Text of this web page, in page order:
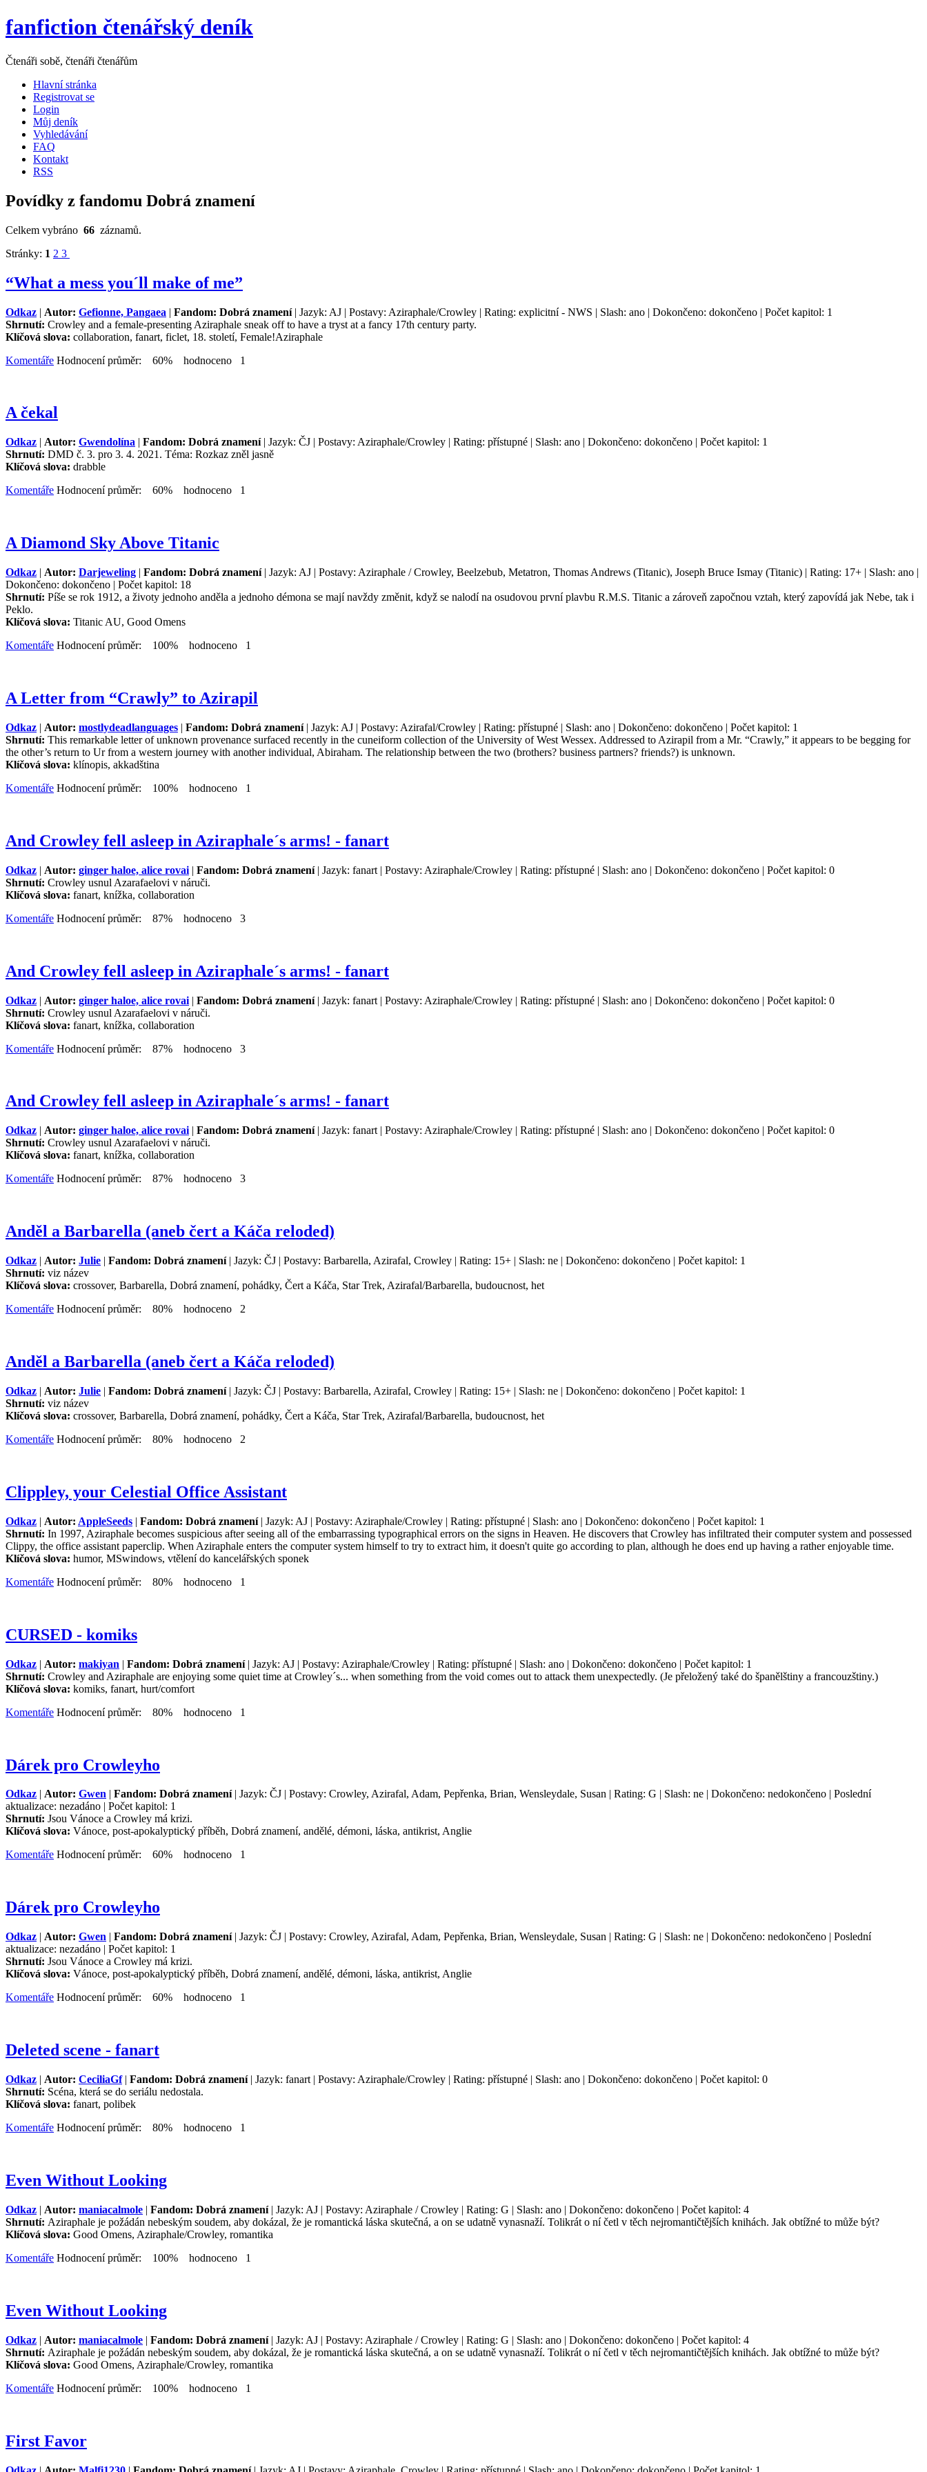
fanfiction čtenářský deník
Čtenáři sobě, čtenáři čtenářům
Hlavní stránka
Registrovat se
Login
Můj deník
Vyhledávání
FAQ
Kontakt
RSS
Povídky z fandomu Dobrá znamení
Celkem vybráno 66 záznamů.
Stránky: 1 2 3
“What a mess you´ll make of me”
Odkaz | Autor: Gefionne, Pangaea | Fandom: Dobrá znamení| Jazyk: AJ | Postavy: Aziraphale/Crowley | Rating: explicitní - NWS | Slash: ano | Dokončeno: dokončeno | Počet kapitol: 1
Shrnutí: Crowley and a female-presenting Aziraphale sneak off to have a tryst at a fancy 17th century party.
Klíčová slova: collaboration, fanart, ficlet, 18. století, Female!Aziraphale
Komentáře Hodnocení průměr: 60% hodnoceno 1
A čekal
Odkaz | Autor: Gwendolína | Fandom: Dobrá znamení| Jazyk: ČJ | Postavy: Aziraphale/Crowley | Rating: přístupné | Slash: ano | Dokončeno: dokončeno | Počet kapitol: 1
Shrnutí: DMD č. 3. pro 3. 4. 2021. Téma: Rozkaz zněl jasně
Klíčová slova: drabble
Komentáře Hodnocení průměr: 60% hodnoceno 1
A Diamond Sky Above Titanic
Odkaz | Autor: Darjeweling | Fandom: Dobrá znamení| Jazyk: AJ | Postavy: Aziraphale / Crowley, Beelzebub, Metatron, Thomas Andrews (Titanic), Joseph Bruce Ismay (Titanic) | Rating: 17+ | Slash: ano |
Dokončeno: dokončeno | Počet kapitol: 18
Shrnutí: Píše se rok 1912, a životy jednoho anděla a jednoho démona se mají navždy změnit, když se nalodí na osudovou první plavbu R.M.S. Titanic a zároveň započnou vztah, který zapovídá jak Nebe, tak i
Peklo.
Klíčová slova: Titanic AU, Good Omens
Komentáře Hodnocení průměr: 100% hodnoceno 1
A Letter from “Crawly” to Azirapil
Odkaz | Autor: mostlydeadlanguages | Fandom: Dobrá znamení| Jazyk: AJ | Postavy: Azirafal/Crowley | Rating: přístupné | Slash: ano | Dokončeno: dokončeno | Počet kapitol: 1
Shrnutí: This remarkable letter of unknown provenance surfaced recently in the cuneiform collection of the University of West Wessex. Addressed to Azirapil from a Mr. “Crawly,” it appears to be begging for
the other’s return to Ur from a western journey with another individual, Abiraham. The relationship between the two (brothers? business partners? friends?) is unknown.
Klíčová slova: klínopis, akkadština
Komentáře Hodnocení průměr: 100% hodnoceno 1
And Crowley fell asleep in Aziraphale´s arms! - fanart
Odkaz | Autor: ginger haloe, alice rovai | Fandom: Dobrá znamení| Jazyk: fanart | Postavy: Aziraphale/Crowley | Rating: přístupné | Slash: ano | Dokončeno: dokončeno | Počet kapitol: 0
Shrnutí: Crowley usnul Azarafaelovi v náruči.
Klíčová slova: fanart, knížka, collaboration
Komentáře Hodnocení průměr: 87% hodnoceno 3
And Crowley fell asleep in Aziraphale´s arms! - fanart
Odkaz | Autor: ginger haloe, alice rovai | Fandom: Dobrá znamení| Jazyk: fanart | Postavy: Aziraphale/Crowley | Rating: přístupné | Slash: ano | Dokončeno: dokončeno | Počet kapitol: 0
Shrnutí: Crowley usnul Azarafaelovi v náruči.
Klíčová slova: fanart, knížka, collaboration
Komentáře Hodnocení průměr: 87% hodnoceno 3
And Crowley fell asleep in Aziraphale´s arms! - fanart
Odkaz | Autor: ginger haloe, alice rovai | Fandom: Dobrá znamení| Jazyk: fanart | Postavy: Aziraphale/Crowley | Rating: přístupné | Slash: ano | Dokončeno: dokončeno | Počet kapitol: 0
Shrnutí: Crowley usnul Azarafaelovi v náruči.
Klíčová slova: fanart, knížka, collaboration
Komentáře Hodnocení průměr: 87% hodnoceno 3
Anděl a Barbarella (aneb čert a Káča reloded)
Odkaz | Autor: Julie | Fandom: Dobrá znamení| Jazyk: ČJ | Postavy: Barbarella, Azirafal, Crowley | Rating: 15+ | Slash: ne | Dokončeno: dokončeno | Počet kapitol: 1
Shrnutí: viz název
Klíčová slova: crossover, Barbarella, Dobrá znamení, pohádky, Čert a Káča, Star Trek, Azirafal/Barbarella, budoucnost, het
Komentáře Hodnocení průměr: 80% hodnoceno 2
Anděl a Barbarella (aneb čert a Káča reloded)
Odkaz | Autor: Julie | Fandom: Dobrá znamení| Jazyk: ČJ | Postavy: Barbarella, Azirafal, Crowley | Rating: 15+ | Slash: ne | Dokončeno: dokončeno | Počet kapitol: 1
Shrnutí: viz název
Klíčová slova: crossover, Barbarella, Dobrá znamení, pohádky, Čert a Káča, Star Trek, Azirafal/Barbarella, budoucnost, het
Komentáře Hodnocení průměr: 80% hodnoceno 2
Clippley, your Celestial Office Assistant
Odkaz | Autor: AppleSeeds | Fandom: Dobrá znamení| Jazyk: AJ | Postavy: Aziraphale/Crowley | Rating: přístupné | Slash: ano | Dokončeno: dokončeno | Počet kapitol: 1
Shrnutí: In 1997, Aziraphale becomes suspicious after seeing all of the embarrassing typographical errors on the signs in Heaven. He discovers that Crowley has infiltrated their computer system and possessed
Clippy, the office assistant paperclip. When Aziraphale enters the computer system himself to try to extract him, it doesn't quite go according to plan, although he does end up having a rather enjoyable time.
Klíčová slova: humor, MSwindows, vtělení do kancelářských sponek
Komentáře Hodnocení průměr: 80% hodnoceno 1
CURSED - komiks
Odkaz | Autor: makiyan | Fandom: Dobrá znamení| Jazyk: AJ | Postavy: Aziraphale/Crowley | Rating: přístupné | Slash: ano | Dokončeno: dokončeno | Počet kapitol: 1
Shrnutí: Crowley and Aziraphale are enjoying some quiet time at Crowley´s... when something from the void comes out to attack them unexpectedly. (Je přeložený také do španělštiny a francouzštiny.)
Klíčová slova: komiks, fanart, hurt/comfort
Komentáře Hodnocení průměr: 80% hodnoceno 1
Dárek pro Crowleyho
Odkaz | Autor: Gwen | Fandom: Dobrá znamení| Jazyk: ČJ | Postavy: Crowley, Azirafal, Adam, Pepřenka, Brian, Wensleydale, Susan | Rating: G | Slash: ne | Dokončeno: nedokončeno | Poslední
aktualizace: nezadáno | Počet kapitol: 1
Shrnutí: Jsou Vánoce a Crowley má krizi.
Klíčová slova: Vánoce, post-apokalyptický příběh, Dobrá znamení, andělé, démoni, láska, antikrist, Anglie
Komentáře Hodnocení průměr: 60% hodnoceno 1
Dárek pro Crowleyho
Odkaz | Autor: Gwen | Fandom: Dobrá znamení| Jazyk: ČJ | Postavy: Crowley, Azirafal, Adam, Pepřenka, Brian, Wensleydale, Susan | Rating: G | Slash: ne | Dokončeno: nedokončeno | Poslední
aktualizace: nezadáno | Počet kapitol: 1
Shrnutí: Jsou Vánoce a Crowley má krizi.
Klíčová slova: Vánoce, post-apokalyptický příběh, Dobrá znamení, andělé, démoni, láska, antikrist, Anglie
Komentáře Hodnocení průměr: 60% hodnoceno 1
Deleted scene - fanart
Odkaz | Autor: CeciliaGf| Fandom: Dobrá znamení| Jazyk: fanart | Postavy: Aziraphale/Crowley | Rating: přístupné | Slash: ano | Dokončeno: dokončeno | Počet kapitol: 0
Shrnutí: Scéna, která se do seriálu nedostala.
Klíčová slova: fanart, polibek
Komentáře Hodnocení průměr: 80% hodnoceno 1
Even Without Looking
Odkaz | Autor: maniacalmole | Fandom: Dobrá znamení| Jazyk: AJ | Postavy: Aziraphale / Crowley | Rating: G | Slash: ano | Dokončeno: dokončeno | Počet kapitol: 4
Shrnutí: Aziraphale je požádán nebeským soudem, aby dokázal, že je romantická láska skutečná, a on se udatně vynasnaží. Tolikrát o ní četl v těch nejromantičtějších knihách. Jak obtížné to může být?
Klíčová slova: Good Omens, Aziraphale/Crowley, romantika
Komentáře Hodnocení průměr: 100% hodnoceno 1
Even Without Looking
Odkaz | Autor: maniacalmole | Fandom: Dobrá znamení| Jazyk: AJ | Postavy: Aziraphale / Crowley | Rating: G | Slash: ano | Dokončeno: dokončeno | Počet kapitol: 4
Shrnutí: Aziraphale je požádán nebeským soudem, aby dokázal, že je romantická láska skutečná, a on se udatně vynasnaží. Tolikrát o ní četl v těch nejromantičtějších knihách. Jak obtížné to může být?
Klíčová slova: Good Omens, Aziraphale/Crowley, romantika
Komentáře Hodnocení průměr: 100% hodnoceno 1
First Favor